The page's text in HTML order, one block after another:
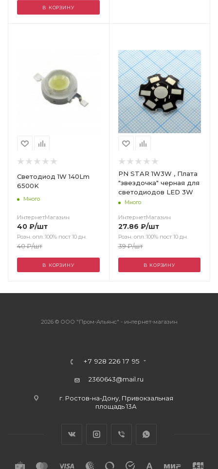
В КОРЗИНУ
Светодиод 1W 140Lm
6500K
Много
ИнтернетМагазин
40 ₽/шт
Розн. опл.:100% пост 10 дн.
40₽/шт
В КОРЗИНУ
PN STAR 1W3W , Плата
"звездочка" черная для
светодиодов LED 3W
Много
ИнтернетМагазин
27.86 ₽/шт
Розн. опл.:100% пост 10 дн.
39₽/шт
В КОРЗИНУ
2026 © ООО "Пром-Альянс" - интернет-магазин
+7 928 226 17 95
2360643@mail.ru
г. Ростов-на-Дону, Привокзальная
площадь 13А